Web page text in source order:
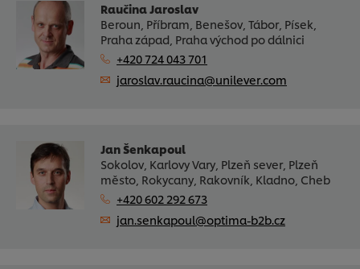
Raučina Jaroslav
Beroun, Příbram, Benešov, Tábor, Písek,
Praha západ, Praha východ po dálnici
+420 724 043 701
jaroslav.raucina@unilever.com
Jan Šenkapoul
Sokolov, Karlovy Vary, Plzeň sever, Plzeň
město, Rokycany, Rakovník, Kladno, Cheb
+420 602 292 673
jan.senkapoul@optima-b2b.cz